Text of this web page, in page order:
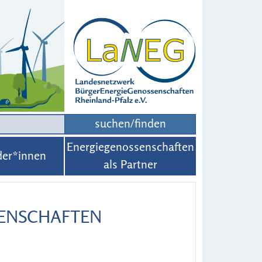
suchen/finden
Energiegenossenschaften
als Partner